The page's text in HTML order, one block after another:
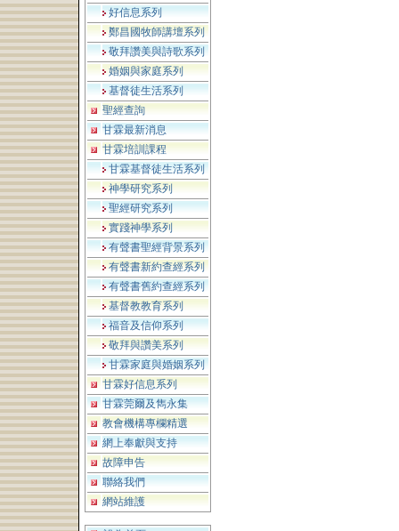
好信息系列
鄭昌國牧師講壇系列
敬拜讚美與詩歌系列
婚姻與家庭系列
基督徒生活系列
聖經查詢
甘霖最新消息
甘霖培訓課程
甘霖基督徒生活系列
神學研究系列
聖經研究系列
實踐神學系列
有聲書聖經背景系列
有聲書新約查經系列
有聲書舊約查經系列
基督教教育系列
福音及信仰系列
敬拜與讚美系列
甘霖家庭與婚姻系列
甘霖好信息系列
甘霖莞爾及雋永集
教會機構專欄精選
網上奉獻與支持
故障申告
聯絡我們
網站維護